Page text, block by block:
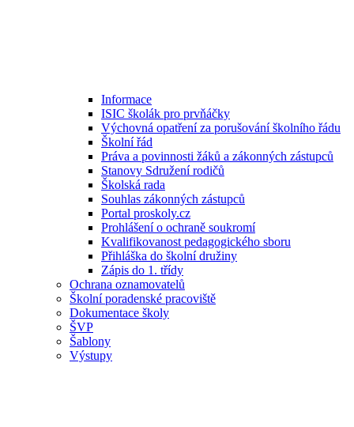
Informace
ISIC školák pro prvňáčky
Výchovná opatření za porušování školního řádu
Školní řád
Práva a povinnosti žáků a zákonných zástupců
Stanovy Sdružení rodičů
Školská rada
Souhlas zákonných zástupců
Portal proskoly.cz
Prohlášení o ochraně soukromí
Kvalifikovanost pedagogického sboru
Přihláška do školní družiny
Zápis do 1. třídy
Ochrana oznamovatelů
Školní poradenské pracoviště
Dokumentace školy
ŠVP
Šablony
Výstupy